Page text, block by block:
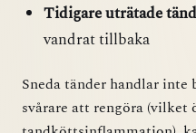
Tidigare uträtade
vandrat tillbaka
Sneda tänder handlar inte
svårare att rengöra (vilket